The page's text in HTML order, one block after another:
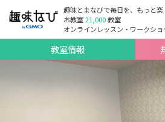
趣味とまなびで毎日を、もっと楽
お教室21,000教室
オンラインレッスン・ワークシ
教室情報